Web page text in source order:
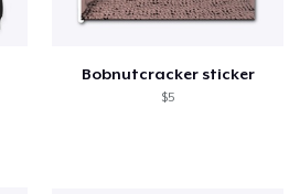
Bobnutcracker sticker
$5